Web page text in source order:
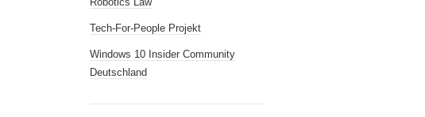
Tech-For-People Projekt
Windows 10 Insider Community
Deutschland